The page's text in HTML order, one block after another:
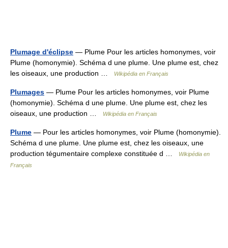
Plumage d'éclipse — Plume Pour les articles homonymes, voir
Plume (homonymie). Schéma d une plume. Une plume est, chez
les oiseaux, une production …
Wikipédia en Français
Plumages — Plume Pour les articles homonymes, voir Plume
(homonymie). Schéma d une plume. Une plume est, chez les
oiseaux, une production …
Wikipédia en Français
Plume — Pour les articles homonymes, voir Plume (homonymie).
Schéma d une plume. Une plume est, chez les oiseaux, une
production tégumentaire complexe constituée d …
Wikipédia en
Français